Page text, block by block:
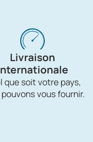
Livraison
que soit votre pays,
vous fournir.